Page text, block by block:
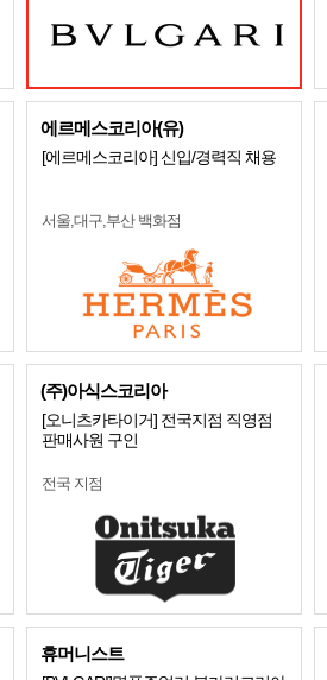
에르메스코리아(유)
[에르메스코리아] 신입/경력직 채용
서울,대구,부산 백화점
(주)아식스코리아
[오니츠카타이거] 전국지점 직영점
판매사원 구인
전국 지점
휴머니스트